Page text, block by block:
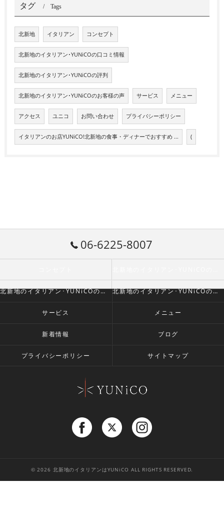
タグ Tags
北新地 イタリアン コンセプト
北新地のイタリアン･YUNiCOの口コミ情報
北新地のイタリアン･YUNiCOの評判
北新地のイタリアン･YUNiCOのお客様の声 サービス メニュー
アクセス ユニコ お問い合わせ プライバシーポリシー
イタリアンのお店YUNiCO!北新地の食事・ディナーでおすすめ ... (
06-6225-8007
北新地のイタリアン･YUNiCOの評判 北新地のイタリアン･YUNiCOのお客様の声
サービス メニュー
新着情報 ブログ
プライバシーポリシー サイトマップ
© 2026 北新地のイタリアンはYUNiCO ALL RIGHTS RESERVED.